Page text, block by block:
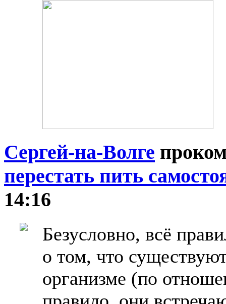
Сергей-на-Волге
перестать пить
14:16
Безусловно, всё
о том, что
организме (по